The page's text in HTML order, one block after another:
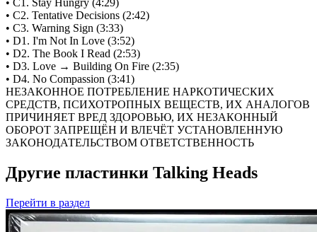
• C1. Stay Hungry (4:29)
• C2. Tentative Decisions (2:42)
• C3. Warning Sign (3:33)
• D1. I'm Not In Love (3:52)
• D2. The Book I Read (2:53)
• D3. Love → Building On Fire (2:35)
• D4. No Compassion (3:41)
НЕЗАКОННОЕ ПОТРЕБЛЕНИЕ НАРКОТИЧЕСКИХ
СРЕДСТВ, ПСИХОТРОПНЫХ ВЕЩЕСТВ, ИХ АНАЛОГОВ
ПРИЧИНЯЕТ ВРЕД ЗДОРОВЬЮ, ИХ НЕЗАКОННЫЙ
ОБОРОТ ЗАПРЕЩЁН И ВЛЕЧЁТ УСТАНОВЛЕННУЮ
ЗАКОНОДАТЕЛЬСТВОМ ОТВЕТСТВЕННОСТЬ
Другие пластинки Talking Heads
Перейти в раздел